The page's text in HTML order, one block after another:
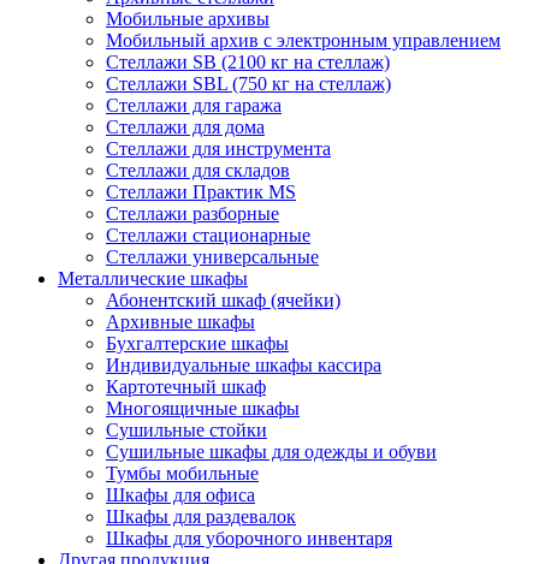
Мобильные архивы
Мобильный архив с электронным управлением
Стеллажи SB (2100 кг на стеллаж)
Стеллажи SBL (750 кг на стеллаж)
Стеллажи для гаража
Стеллажи для дома
Стеллажи для инструмента
Стеллажи для складов
Стеллажи Практик MS
Стеллажи разборные
Стеллажи стационарные
Стеллажи универсальные
Металлические шкафы
Абонентский шкаф (ячейки)
Архивные шкафы
Бухгалтерские шкафы
Индивидуальные шкафы кассира
Картотечный шкаф
Многоящичные шкафы
Сушильные стойки
Сушильные шкафы для одежды и обуви
Тумбы мобильные
Шкафы для офиса
Шкафы для раздевалок
Шкафы для уборочного инвентаря
Другая продукция